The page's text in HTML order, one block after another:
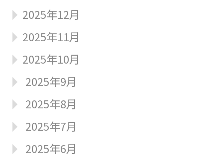
2025年12月
2025年11月
2025年10月
2025年9月
2025年8月
2025年7月
2025年6月